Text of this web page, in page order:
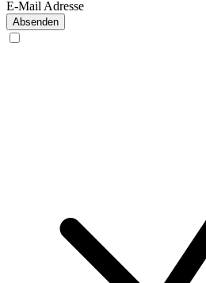
E-Mail Adresse
Absenden